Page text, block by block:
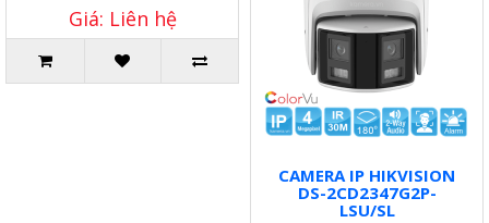
Giá: Liên hệ
CAMERA IP HIKVISION
DS-2CD2347G2P-
LSU/SL